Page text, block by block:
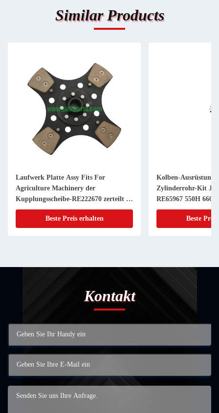
Similar Products
Laufwerk Platte Assy Fits For
Agriculture Machinery der
Kupplungsscheibe-RE222670 zerteilt 11
Zoll 20 KEIL
Beste Preis erhalten
Kolben-Ausrüstung
Zylinderrohr-Kit JDs
RE65967 550H 6603
Powerthch Turbo
Beste
Kontakt